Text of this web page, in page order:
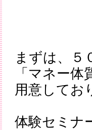
まずは、５
「マネー
用意してお
体験セミナ